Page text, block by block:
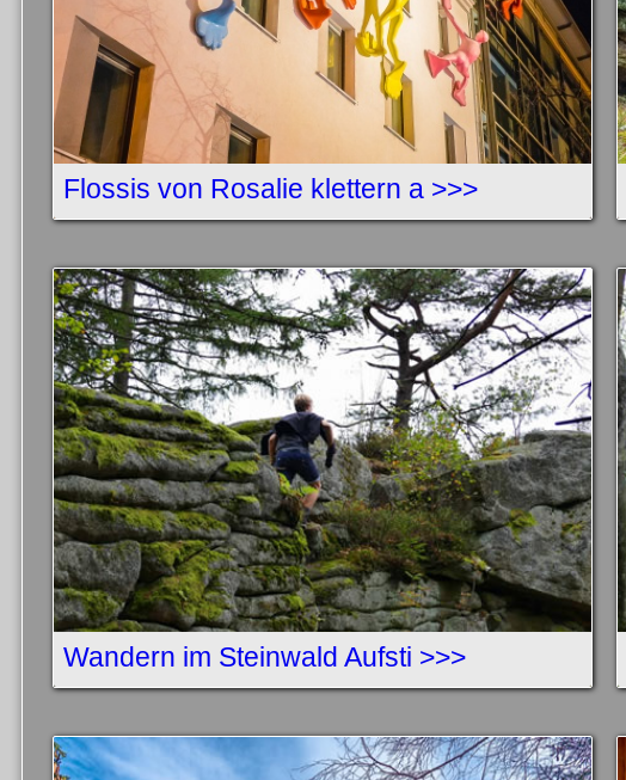
Flossis von Rosalie klettern a >>>
Wandern im Steinwald Aufsti >>>